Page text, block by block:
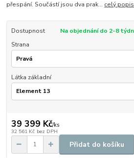
přespání. Součástí jsou dva prak... celý popis
Dostupnost
Na objednání do 2-8
Strana
Látka základní
39 399 Kč/ks
32 561 Kč bez DPH
Přidat do košíku